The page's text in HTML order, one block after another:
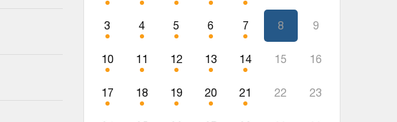
3 4 5 6 7 8 9
10 11 12 13 14 15 16
17 18 19 20 21 22 23